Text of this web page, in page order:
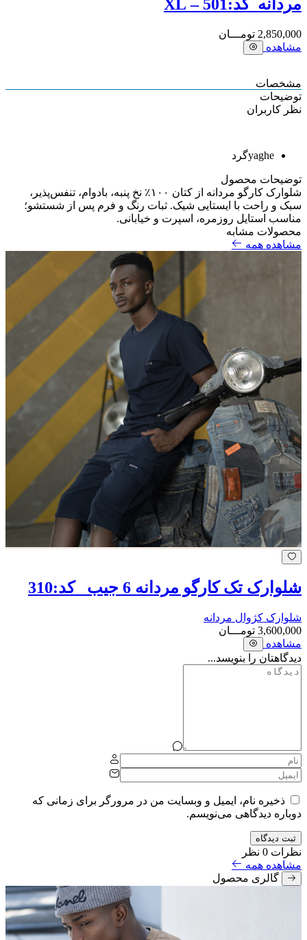
مردانه_کد:501 – XL
2,850,000 تومـــان
مشاهده
مشخصات
توضیحات
نظر کاربران
yagheگرد
توضیحات محصول
شلوارک کارگو مردانه از کتان ۱۰۰٪ نخ پنبه، بادوام، تنفس‌پذیر،
سبک و راحت با ایستایی شیک. ثبات رنگ و فرم پس از شستشو؛
مناسب استایل روزمره، اسپرت و خیابانی.
محصولات مشابه
مشاهده همه
شلوارک تک کارگو مردانه 6 جیب_ کد:310
شلوارک کژوال مردانه
3,600,000 تومـــان
مشاهده
دیدگاهتان را بنویسد...
ذخیره نام، ایمیل و وبسایت من در مرورگر برای زمانی که
دوباره دیدگاهی می‌نویسم.
ثبت دیدگاه
نظرات 0 نظر
مشاهده همه
گالری محصول